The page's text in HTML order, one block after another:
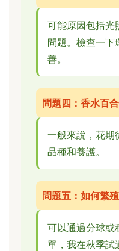
可能原因包括光
問題。檢查一下
善。
問題四：香水百
一般來說，花期
品種和養護。
問題五：如何繁
可以通過分球或
單，我在秋季試